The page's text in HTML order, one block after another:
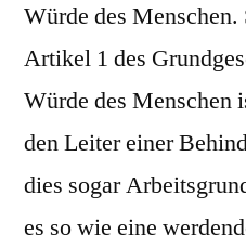
Würde des
Artikel 1 des
Würde des Menschen
den Leiter einer
dies sogar
es so wie eine